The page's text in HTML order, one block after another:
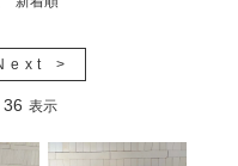
>
36 表示